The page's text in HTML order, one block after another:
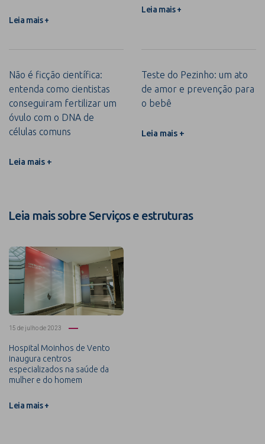
Leia mais +
Leia mais +
Não é ficção científica:
entenda como cientistas
conseguiram fertilizar um
óvulo com o DNA de
células comuns
Leia mais +
Teste do Pezinho: um ato
de amor e prevenção para
o bebê
Leia mais +
Leia mais sobre Serviços e estruturas
15 de julho de 2023
Hospital Moinhos de Vento
inaugura centros
especializados na saúde da
mulher e do homem
Leia mais +